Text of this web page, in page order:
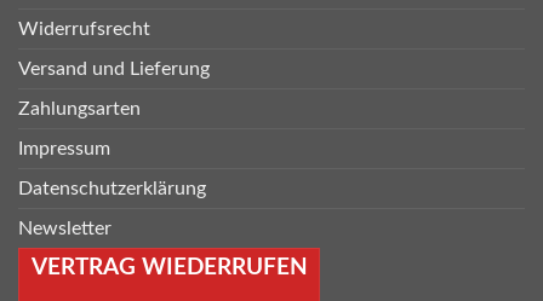
Widerrufsrecht
Versand und Lieferung
Zahlungsarten
Impressum
Datenschutzerklärung
Newsletter
VERTRAG WIEDERRUFEN